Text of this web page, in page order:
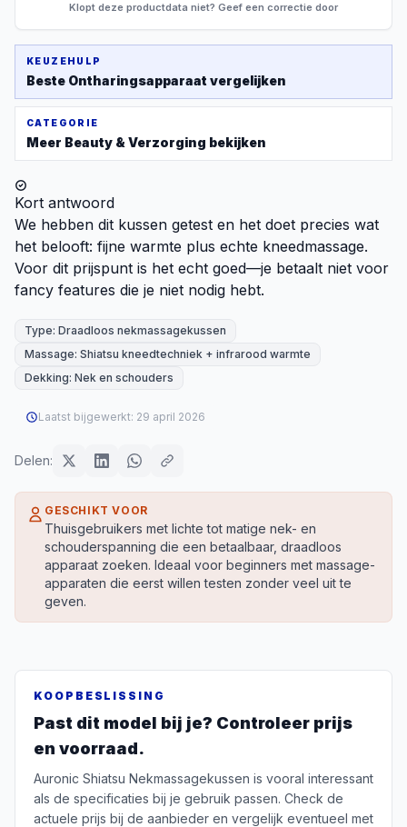
Klopt deze productdata niet? Geef een correctie door
KEUZEHULP
Beste Ontharingsapparaat vergelijken
CATEGORIE
Meer Beauty & Verzorging bekijken
Kort antwoord
We hebben dit kussen getest en het doet precies wat
het belooft: fijne warmte plus echte kneedmassage.
Voor dit prijspunt is het echt goed—je betaalt niet voor
fancy features die je niet nodig hebt.
Type: Draadloos nekmassagekussen
Massage: Shiatsu kneedtechniek + infrarood warmte
Dekking: Nek en schouders
Laatst bijgewerkt: 29 april 2026
Delen:
GESCHIKT VOOR
Thuisgebruikers met lichte tot matige nek- en
schouderspanning die een betaalbaar, draadloos
apparaat zoeken. Ideaal voor beginners met massage-
apparaten die eerst willen testen zonder veel uit te
geven.
KOOPBESLISSING
Past dit model bij je? Controleer prijs
en voorraad.
Auronic Shiatsu Nekmassagekussen is vooral interessant
als de specificaties bij je gebruik passen. Check de
actuele prijs bij de aanbieder en vergelijk eventueel met